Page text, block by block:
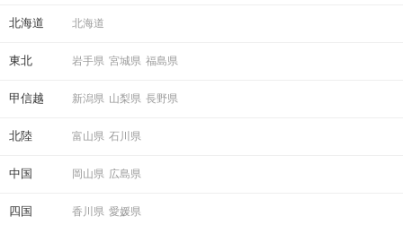
北海道 北海道
東北 岩手県 宮城県 福島県
甲信越 新潟県 山梨県 長野県
北陸 富山県 石川県
中国 岡山県 広島県
四国 香川県 愛媛県